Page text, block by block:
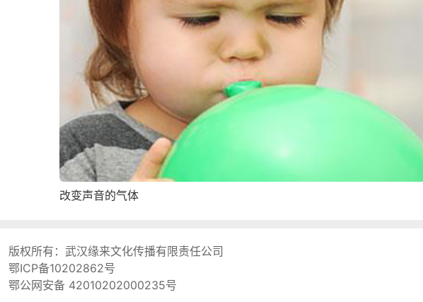
改变声音的气体
版权所有： 武汉缘来文化传播有限责任公司
鄂ICP备10202862号
鄂公网安备 42010202000235号